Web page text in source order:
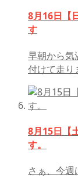
8月16日【
す
早朝から気
付けて走り
8月15日【
す。
さぁ、今週